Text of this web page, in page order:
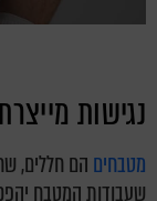
נגישות
מטבחים הם חללים,
שעבודות המטבח